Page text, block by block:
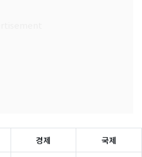
경제 국제